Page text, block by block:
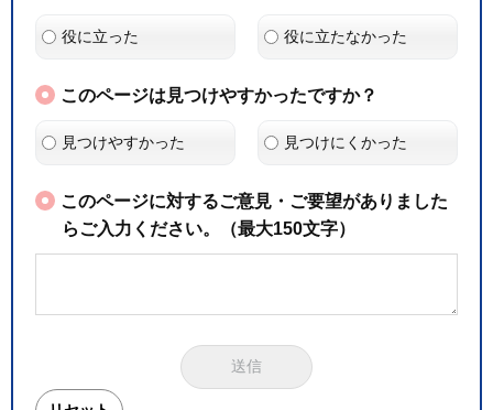
役に立った 役に立たなかった
このページは見つけやすかったですか？
見つけやすかった 見つけにくかった
このページに対するご意見・ご要望がありました
らご入力ください。（最大150文字）